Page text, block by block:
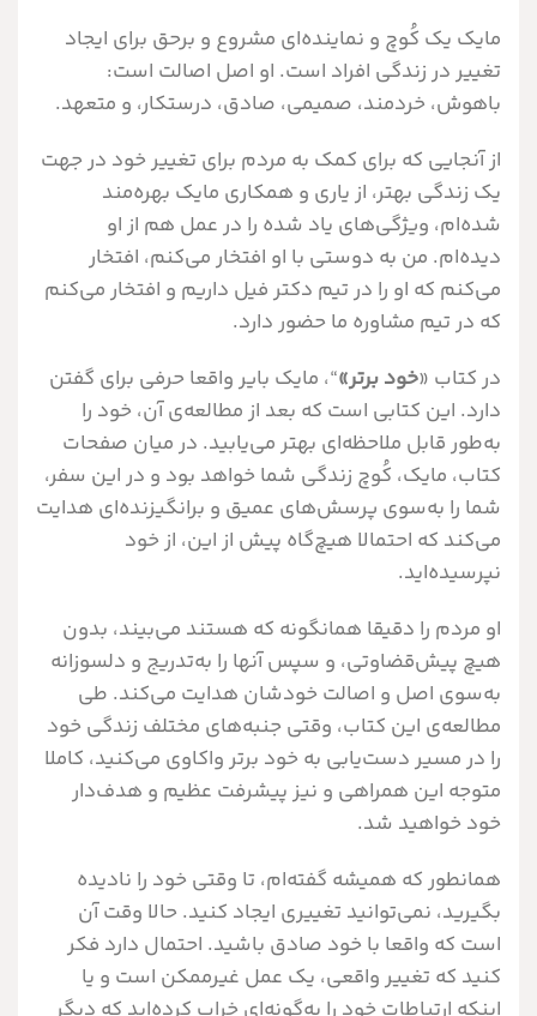
مایک یک کُوچ و نماینده‌ای مشروع و بر‌حق برای ایجاد
تغییر در زندگی افراد است. او اصل اصالت است:
باهوش، خردمند، صمیمی، صادق، درستکار، و متعهد.
از آنجایی که برای کمک به مردم برای تغییر خود در جهت
یک زندگی بهتر، از یاری و همکاری مایک بهره‌مند
شده‌ام، ویژگی‌های یاد شده را در عمل هم از او
دیده‌ام. من به دوستی با او افتخار می‌کنم، افتخار
می‌‌کنم که او را در تیم دکتر فیل داریم و افتخار می‌کنم
که در تیم مشاوره ما حضور دارد.
در کتاب «خود برتر»“، مایک بایر واقعا حرفی برای گفتن
دارد. این کتابی است که بعد از مطالعه‌ی آن، خود را
به‌طور قابل ملاحظه‌ای بهتر می‌یابید. در میان صفحات
کتاب، مایک، کُوچ زندگی شما خواهد بود و در این سفر،
شما را به‌سوی پرسش‌های عمیق و برانگیزنده‌ای هدایت
می‌کند که احتمالا هیچ‌گاه پیش از این، از خود
نپرسیده‌اید.
او مردم را دقیقا همانگونه که هستند می‌بیند، بدون
هیچ پیش‌قضاوتی، و سپس آنها را به‌تدریج و دلسوزانه
به‌سوی اصل و اصالت خودشان هدایت می‌کند. طی
مطالعه‌ی این کتاب، وقتی جنبه‌های مختلف زندگی خود
را در مسیر دست‌یابی به خود برتر واکاوی می‌کنید، کاملا
متوجه این همراهی و نیز پیشرفت عظیم و هدف‌دار
خود خواهید شد.
همانطور که همیشه گفته‌ام، تا وقتی خود را نادیده
بگیرید، نمی‌توانید تغییری ایجاد کنید. حالا وقت آن
است که واقعا با خود صادق باشید. احتمال دارد فکر
کنید که تغییر واقعی، یک عمل غیر‌ممکن است و یا
اینکه ارتباطات خود را به‌گونه‌ای خراب کرده‌اید که دیگر